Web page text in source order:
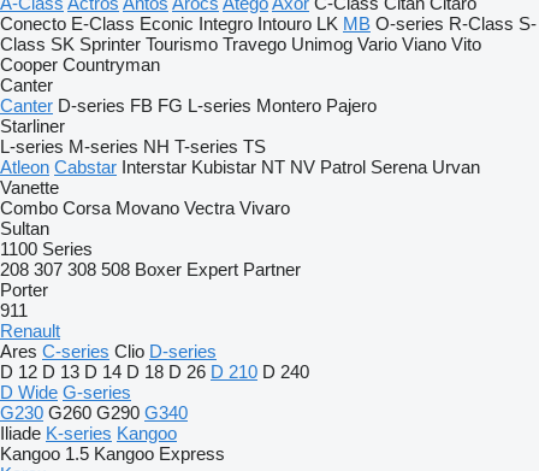
Conecto E-Class Econic Integro Intouro LK MB O-series R-Class S-
Class SK Sprinter Tourismo Travego Unimog Vario Viano Vito
Cooper Countryman
Canter
Canter D-series FB FG L-series Montero Pajero
Starliner
L-series M-series NH T-series TS
Atleon Cabstar Interstar Kubistar NT NV Patrol Serena Urvan
Vanette
Combo Corsa Movano Vectra Vivaro
Sultan
1100 Series
208 307 308 508 Boxer Expert Partner
Porter
911
Renault
Ares C-series Clio D-series
D 12 D 13 D 14 D 18 D 26 D 210 D 240
D Wide G-series
G230 G260 G290 G340
Iliade K-series Kangoo
Kangoo 1.5 Kangoo Express